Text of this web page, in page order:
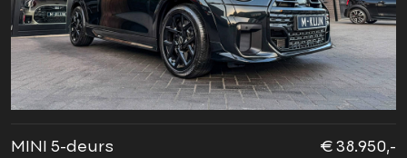
MINI 5-deurs € 38.950,-